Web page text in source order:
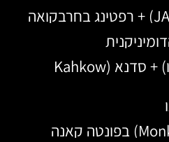
מוזיאון השוקולד (הקקאו) + סדנא (Kahkow